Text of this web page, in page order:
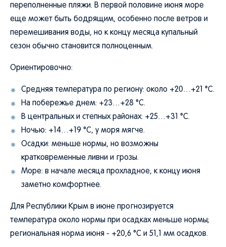
переполненные пляжи. В первой половине июня море
еще может быть бодрящим, особенно после ветров и
перемешивания воды, но к концу месяца купальный
сезон обычно становится полноценным.
Ориентировочно:
Средняя температура по региону: около +20…+21 °C.
На побережье днем: +23…+28 °C.
В центральных и степных районах: +25…+31 °C.
Ночью: +14…+19 °C, у моря мягче.
Осадки: меньше нормы, но возможны
кратковременные ливни и грозы.
Море: в начале месяца прохладное, к концу июня
заметно комфортнее.
Для Республики Крым в июне прогнозируется
температура около нормы при осадках меньше нормы;
региональная норма июня - +20,6 °C и 51,1 мм осадков.